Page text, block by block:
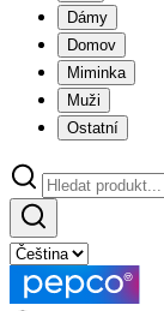
Dámy
Domov
Miminka
Muži
Ostatní